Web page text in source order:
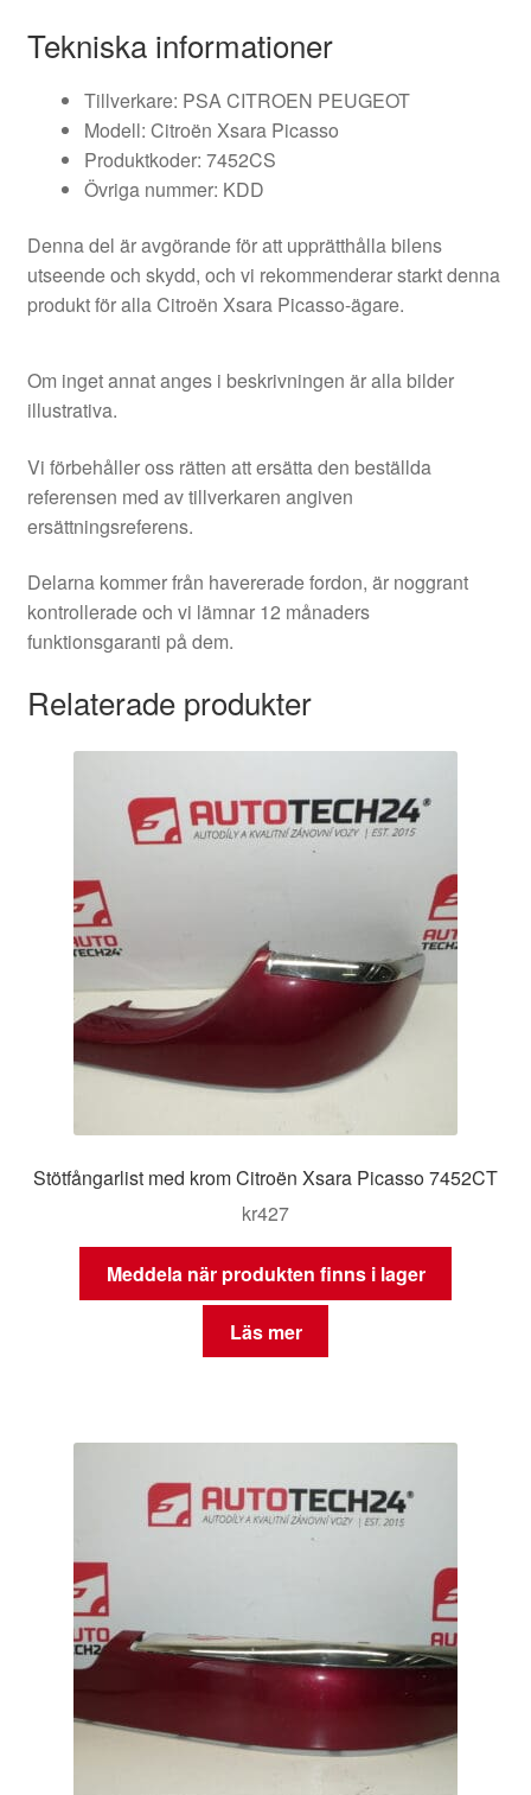
Tekniska informationer
Tillverkare: PSA CITROEN PEUGEOT
Modell: Citroën Xsara Picasso
Produktkoder: 7452CS
Övriga nummer: KDD
Denna del är avgörande för att upprätthålla bilens
utseende och skydd, och vi rekommenderar starkt denna
produkt för alla Citroën Xsara Picasso-ägare.
Om inget annat anges i beskrivningen är alla bilder
illustrativa.
Vi förbehåller oss rätten att ersätta den beställda
referensen med av tillverkaren angiven
ersättningsreferens.
Delarna kommer från havererade fordon, är noggrant
kontrollerade och vi lämnar 12 månaders
funktionsgaranti på dem.
Relaterade produkter
Stötfångarlist med krom Citroën Xsara Picasso 7452CT
kr427
Meddela när produkten finns i lager
Läs mer